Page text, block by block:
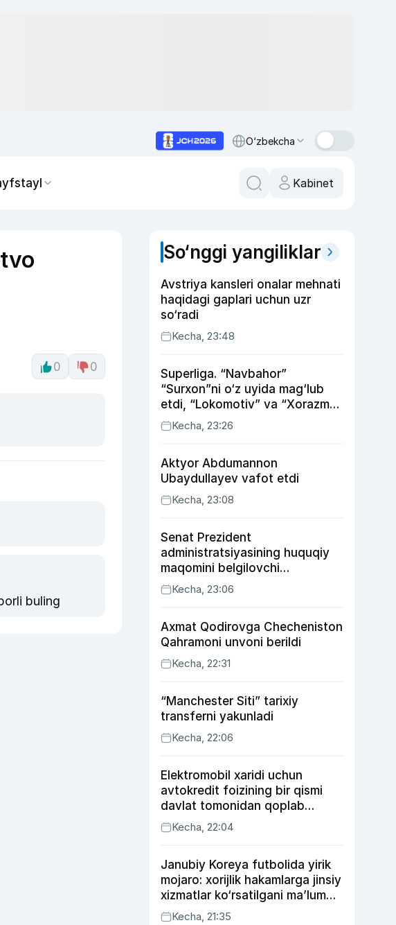
O‘zbekcha
Kabinet
0 0
buling
So‘nggi yangiliklar
Avstriya kansleri onalar mehnati
haqidagi gaplari uchun uzr
so‘radi
Kecha, 23:48
Superliga. “Navbahor”
“Surxon”ni o‘z uyida mag‘lub
etdi, “Lokomotiv” va “Xorazm”
uyda g‘alaba qozondi
Kecha, 23:26
Aktyor Abdu­mannon
Ubaydullayev vafot etdi
Kecha, 23:08
Senat Prezident
administratsiyasining huquqiy
maqomini belgilovchi
konstitutsiyaviy qonunni
ma’qulladi
Kecha, 23:06
Axmat Qodirovga Checheniston
Qahramoni unvoni berildi
Kecha, 22:31
“Manchester Siti” tarixiy
transferni yakunladi
Kecha, 22:06
Elektromobil xaridi uchun
avtokredit foizining bir qismi
davlat tomonidan qoplab
berilishi mumkin
Kecha, 22:04
Janubiy Koreya futbolida yirik
mojaro: xorijlik hakamlarga jinsiy
xizmatlar ko‘rsatilgani ma’lum
qilindi
Kecha, 21:35